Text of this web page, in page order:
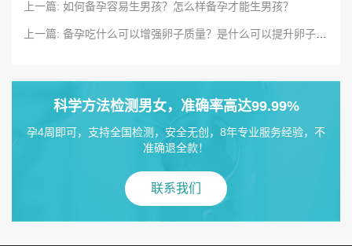
上一篇: 如何备孕容易生男孩？怎么样备孕才能生男孩？
上一篇: 备孕吃什么可以增强卵子质量？是什么可以提升卵子质量？
科学方法检测男女，准确率高达99.99%
孕4周即可，支持全国检测，安全无创，8年专业服务经验，不
准确退全款！
联系我们